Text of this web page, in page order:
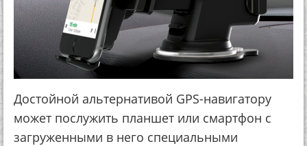
Достойной альтернативой GPS-навигатору
может послужить планшет или смартфон с
загруженными в него специальными